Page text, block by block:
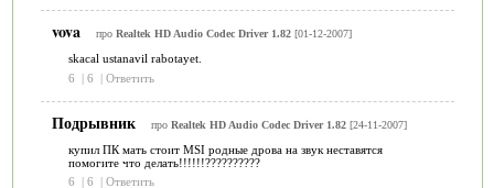
vova про Realtek HD Audio Codec Driver 1.82[01-12-2007]
skacal ustanavil rabotayet.
6
| 6 | Ответить
Подрывник про Realtek HD Audio Codec Driver 1.82[24-11-2007]
купил ПК мать стоит MSI родные дрова на звук неставятся
помогите что делать!!!!!!??????????
6
| 6 | Ответить